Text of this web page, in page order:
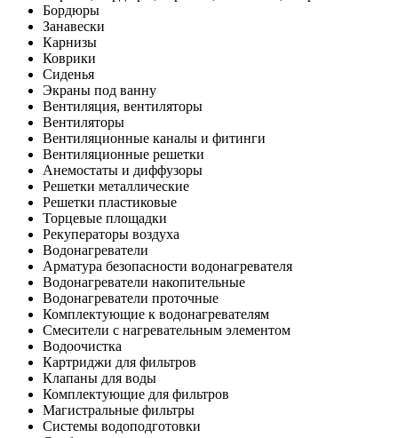
Бордюры
Занавески
Карнизы
Коврики
Сиденья
Экраны под ванну
Вентиляция, вентиляторы
Вентиляторы
Вентиляционные каналы и фитинги
Вентиляционные решетки
Анемостаты и диффузоры
Решетки металлические
Решетки пластиковые
Торцевые площадки
Рекуператоры воздуха
Водонагреватели
Арматура безопасности водонагревателя
Водонагреватели накопительные
Водонагреватели проточные
Комплектующие к водонагревателям
Смесители с нагревательным элементом
Водоочистка
Картриджи для фильтров
Клапаны для воды
Комплектующие для фильтров
Магистральные фильтры
Системы водоподготовки